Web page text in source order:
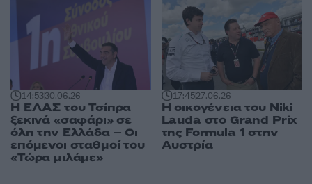
14:5330.06.26
Η ΕΛΑΣ του Τσίπρα
ξεκινά «σαφάρι» σε
όλη την Ελλάδα – Οι
επόμενοι σταθμοί του
«Τώρα μιλάμε»
17:4527.06.26
Η οικογένεια του Niki
Lauda στο Grand Prix
της Formula 1 στην
Αυστρία